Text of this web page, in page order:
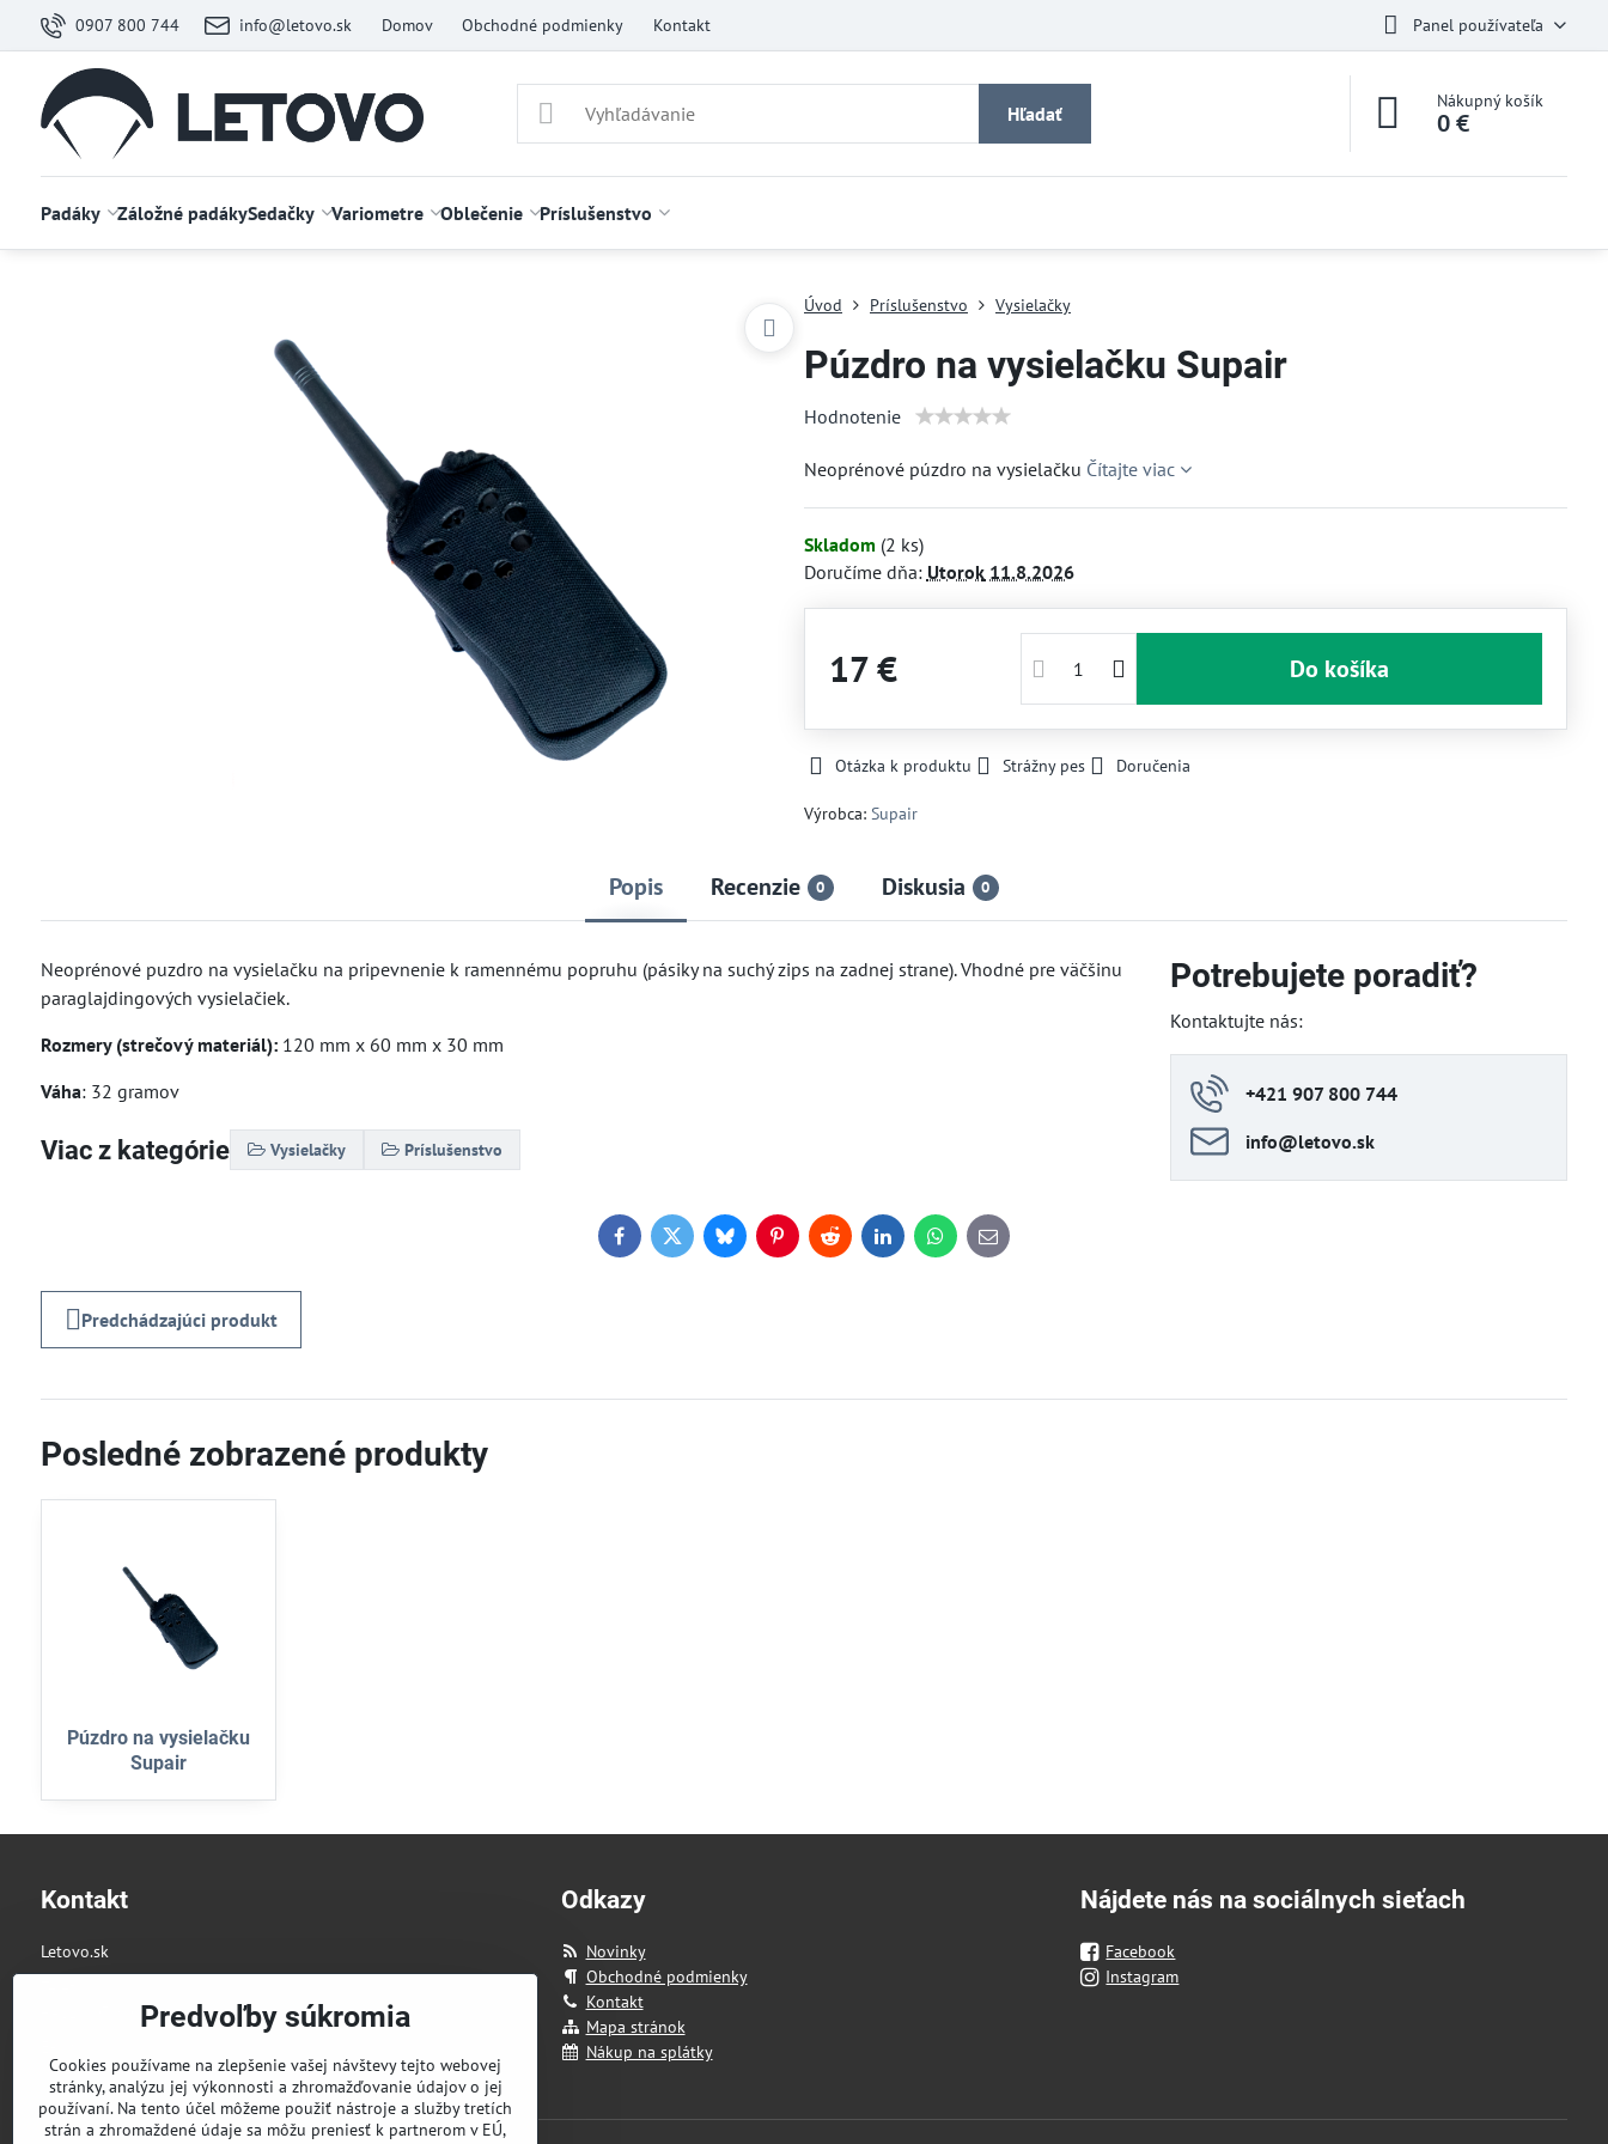
0907 800 744 info@letovo.sk Domov Obchodné podmienky Kontakt Panel používateľa
Hľadať
Nákupný košík
0 €
Padáky Záložné padákySedačky Variometre Oblečenie Príslušenstvo
Úvod Príslušenstvo Vysielačky
Púzdro na vysielačku Supair
Hodnotenie
Neoprénové púzdro na vysielačku Čítajte viac
Skladom (2 ks)
Doručíme dňa: Utorok11.8.2026
17 € Do košíka
Otázka k produktu Strážny pes Doručenia
Výrobca: Supair
Popis Recenzie 0 Diskusia 0
Neoprénové puzdro na vysielačku na pripevnenie k ramennému popruhu (pásiky na suchý zips na zadnej strane). Vhodné pre väčšinu
paraglajdingových vysielačiek.
Rozmery (strečový materiál):120 mm x 60 mm x 30 mm
Váha: 32 gramov
Viac z kategórie Vysielačky Príslušenstvo
Potrebujete poradiť?
Kontaktujte nás:
+421 907 800 744
info​@letovo​.sk
FacebookTwitterBlueskyPinterestRedditLinkedInWhatsApp
E-
mail
Predchádzajúci produkt
Posledné zobrazené produkty
Púzdro na vysielačku
Supair
Kontakt
Letovo.sk
+421 907 800 744
info@letovo.sk
Odkazy
Novinky
Obchodné podmienky
Kontakt
Mapa stránok
Nákup na splátky
Nájdete nás na sociálnych sieťach
Facebook
Instagram
Predvoľby súkromia
Cookies používame na zlepšenie vašej návštevy tejto webovej
stránky, analýzu jej výkonnosti a zhromažďovanie údajov o jej
používaní. Na tento účel môžeme použiť nástroje a služby tretích
strán a zhromaždené údaje sa môžu preniesť k partnerom v EÚ,